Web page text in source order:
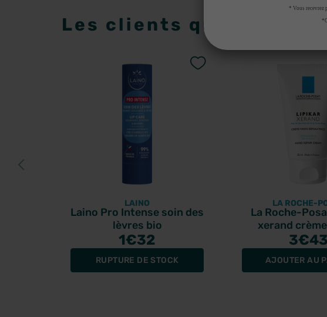
Les clients qui ont
LAINO
Laino Pro Intense soin des
lèvres bio
1€32
RUPTURE DE STOCK
LA ROCHE-
La Roche-
xerand
réparatrice
3€43
AJOUTER AU
* Vous recevrez